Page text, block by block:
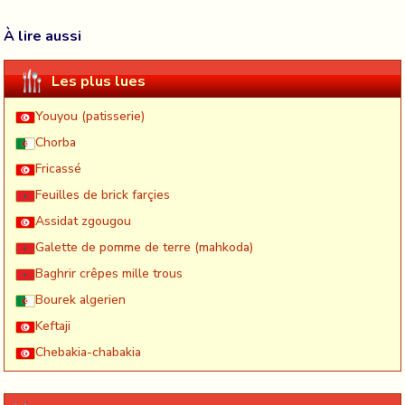
À lire aussi
Les plus lues
Youyou (patisserie)
Chorba
Fricassé
Feuilles de brick farçies
Assidat zgougou
Galette de pomme de terre (mahkoda)
Baghrir crêpes mille trous
Bourek algerien
Keftaji
Chebakia-chabakia